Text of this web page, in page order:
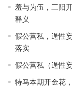
羞与为伍，三阳
释义
假公营私，逞性
落实
假公营私（逞性
特马本期开金花